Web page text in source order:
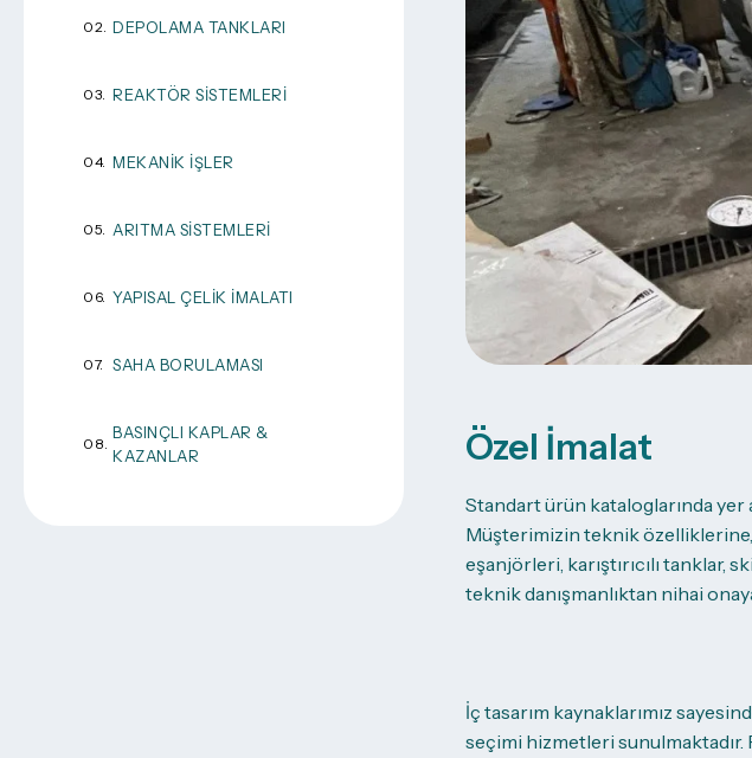
DEPOLAMA TANKLARI
REAKTÖR SISTEMLERI
MEKANIK İŞLER
ARITMA SISTEMLERI
YAPISAL ÇELIK İMALATI
SAHA BORULAMASI
BASINÇLI KAPLAR &
KAZANLAR
Özel İmalat
Standart ürün kataloglarında
Müşterimizin teknik özelliklerine,
eşanjörleri, karıştırıcılı
teknik danışmanlıktan nihai
İç tasarım kaynaklarımız
seçimi hizmetleri sunulmaktadır.